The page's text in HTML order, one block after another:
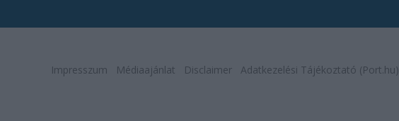
Impresszum Médiaajánlat Disclaimer Adatkezelési Tájékoztató (Port.hu)